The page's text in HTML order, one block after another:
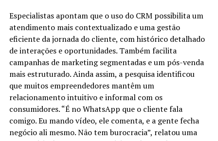
Especialistas apontam que o uso do CRM possibilita um
atendimento mais contextualizado e uma gestão
eficiente da jornada do cliente, com histórico detalhado
de interações e oportunidades. Também facilita
campanhas de marketing segmentadas e um pós-venda
mais estruturado. Ainda assim, a pesquisa identificou
que muitos empreendedores mantêm um
relacionamento intuitivo e informal com os
consumidores. “É no WhatsApp que o cliente fala
comigo. Eu mando vídeo, ele comenta, e a gente fecha
negócio ali mesmo. Não tem burocracia”, relatou uma